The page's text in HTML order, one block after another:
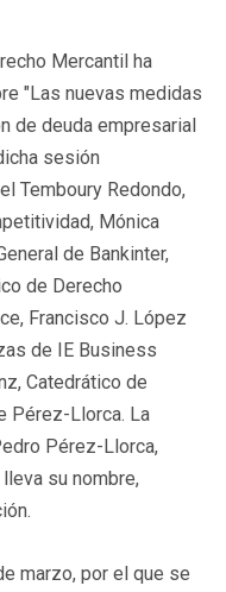
Mercantil ha
"Las nuevas medidas
de deuda empresarial
sesión
Temboury Redondo,
Mónica
de Bankinter,
de Derecho
Francisco J. López
de IE Business
Catedrático de
Pérez-Llorca. La
Pérez-Llorca,
su nombre,
marzo, por el que se